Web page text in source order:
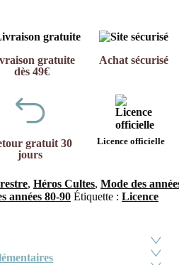
gratuite
dès 49€
Achat sécurisé
gratuit 30
jours
Licence officielle
, Héros Cultes, Mode des
années 80-90 Étiquette : Licence